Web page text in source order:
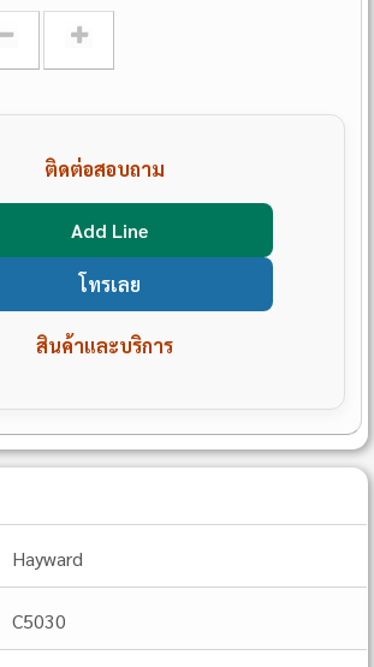
ติดต่อสอบถาม
Add Line
โทรเลย
สินค้าและบริการ
Hayward
C5030